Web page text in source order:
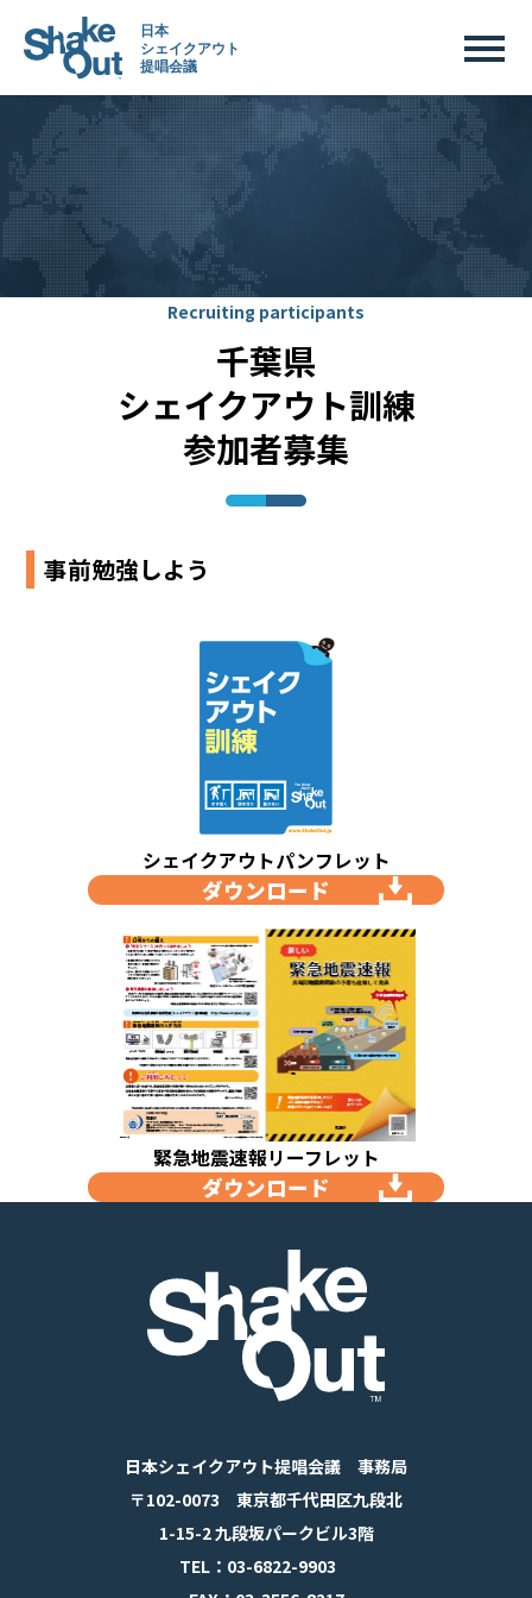
Recruiting participants
千葉県
シェイクアウト訓練
参加者募集
事前勉強しよう
シェイクアウトパンフレット
ダウンロード
緊急地震速報リーフレット
ダウンロード
日本シェイクアウト提唱会議 事務局
〒102-0073 東京都千代田区九段北
1-15-2 九段坂パークビル3階
TEL：03-6822-9903